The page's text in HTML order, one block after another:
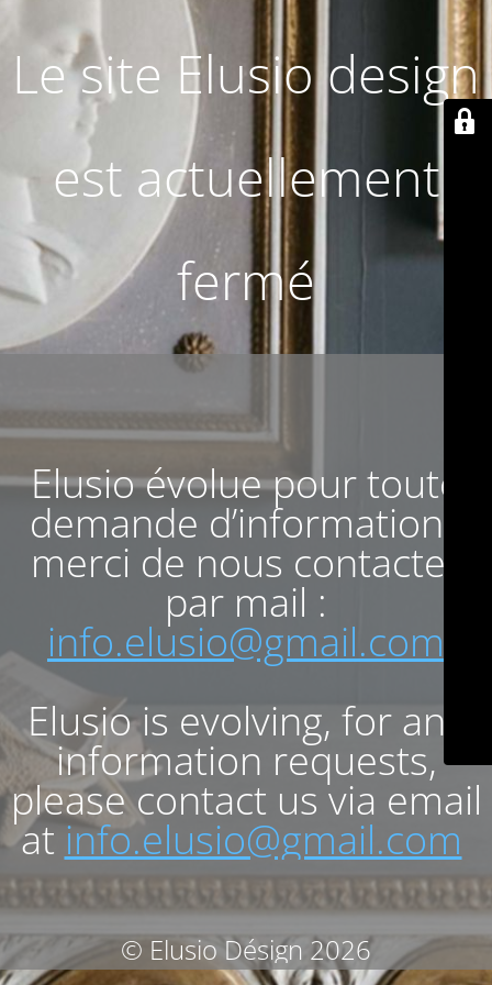
Le site Elusio design
est actuellement
fermé
Elusio évolue pour toute
demande d’informations
merci de nous contacter
par mail :
info.elusio@gmail.com
Elusio is evolving, for any
information requests,
please contact us via email
at info.elusio@gmail.com
© Elusio Désign 2026